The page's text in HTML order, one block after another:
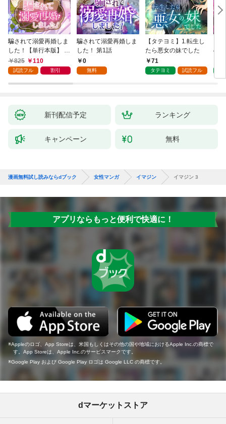
騙されて溺愛再婚しま
した！【単行本版】 1
巻825 110
試読フル 割引
騙されて溺愛再婚しま
した！ 第1話
0
無料
【タテヨミ】1.転生し
たら悪女の妹でした
71
タテヨミ 試読フル
の
新刊配信予定 ランキング
キャンペーン 無料
漫画無料試し読みならdブック 女性マンガ イマジン イマジン 3
アプリならもっと便利で快適に！
Appleのロゴ、App Storeは、米国もしくはその他の国や地域におけるApple Inc.の商標で
す。App Storeは、Apple Inc.のサービスマークです。
Google Play および Google Play ロゴは Google LLC の商標です。
dマーケットストア